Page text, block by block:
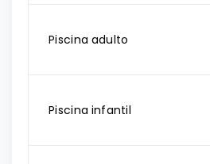
Piscina adulto
Piscina infantil